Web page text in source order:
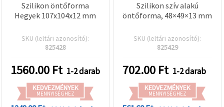
Szilikon öntőforma
Hegyek 107x104x12 mm
SKU (leltári azonosító):
825428
1560.00 Ft 1-2 darab
KEDVEZMÉNYEK
MENNYISÉGHEZ
Szilikon szív alakú
öntőforma, 48×49×13 mm
SKU (leltári azonosító):
825429
702.00 Ft 1-2 darab
KEDVEZMÉNYEK
MENNYISÉGHEZ